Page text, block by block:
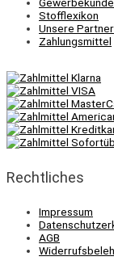
Stofflexikon
Unsere Partner
Zahlungsmittel
Rechtliches
Impressum
AGB